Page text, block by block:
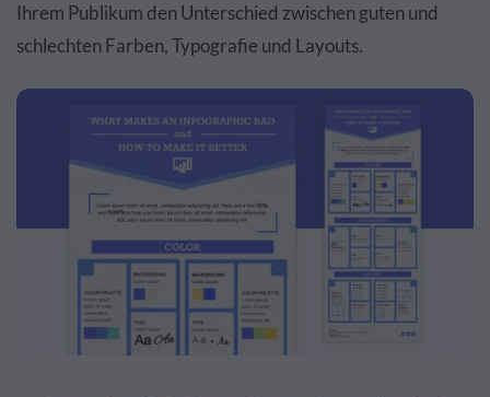
Ihrem Publikum den Unterschied zwischen guten und
schlechten Farben, Typografie und Layouts.